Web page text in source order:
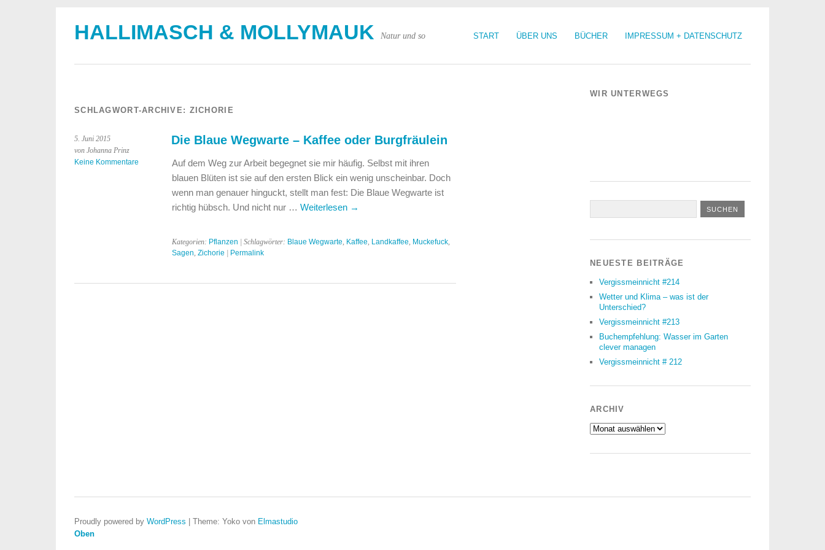
START ÜBER UNS BÜCHER IMPRESSUM + DATENSCHUTZ
HALLIMASCH & MOLLYMAUK Natur und so
SCHLAGWORT-ARCHIVE: ZICHORIE
5. Juni 2015
von Johanna Prinz
Keine Kommentare
Die Blaue Wegwarte – Kaffee oder Burgfräulein
Auf dem Weg zur Arbeit begegnet sie mir häufig. Selbst mit ihren
blauen Blüten ist sie auf den ersten Blick ein wenig unscheinbar. Doch
wenn man genauer hinguckt, stellt man fest: Die Blaue Wegwarte ist
richtig hübsch. Und nicht nur … Weiterlesen →
Kategorien: Pflanzen | Schlagwörter: Blaue Wegwarte, Kaffee, Landkaffee, Muckefuck,
Sagen, Zichorie Permalink
WIR UNTERWEGS
NEUESTE BEITRÄGE
Vergissmeinnicht #214
Wetter und Klima – was ist der
Unterschied?
Vergissmeinnicht #213
Buchempfehlung: Wasser im Garten
clever managen
Vergissmeinnicht # 212
ARCHIV
Archiv
Proudly powered by WordPress Theme: Yoko von Elmastudio
Oben